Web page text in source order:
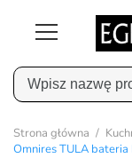
Strona główna
Omnires TULA bateria